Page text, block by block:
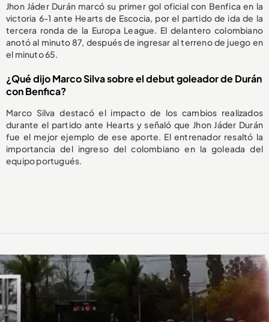
Jhon Jáder Durán marcó su primer gol oficial con Benfica en la
victoria 6-1 ante Hearts de Escocia, por el partido de ida de la
tercera ronda de la Europa League. El delantero colombiano
anotó al minuto 87, después de ingresar al terreno de juego en
el minuto 65.
¿Qué dijo Marco Silva sobre el debut goleador de Durán
con Benfica?
Marco Silva destacó el impacto de los cambios realizados
durante el partido ante Hearts y señaló que Jhon Jáder Durán
fue el mejor ejemplo de ese aporte. El entrenador resaltó la
importancia del ingreso del colombiano en la goleada del
equipo portugués.